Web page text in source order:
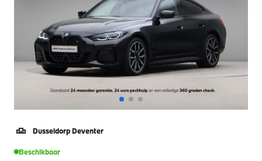
Dusseldorp Deventer
Beschikbaar